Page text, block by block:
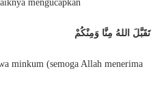
mengucapkan
تَقَبَّلَ اللهُ مِنَّا وَمِنْكُمْ
minkum (semoga Allah menerima